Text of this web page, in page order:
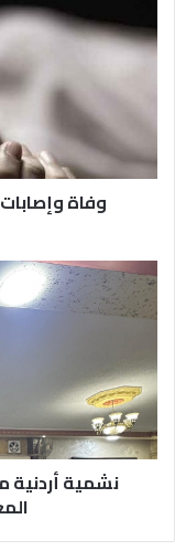
إثر
تسرب
الشركة
الهندية
للكيماويات
وفاة
نشمية
أردنية
معانية
دخيله
ملهوفة..
وتُقعّد
المعتدي
المقعد
نشمية أردنية